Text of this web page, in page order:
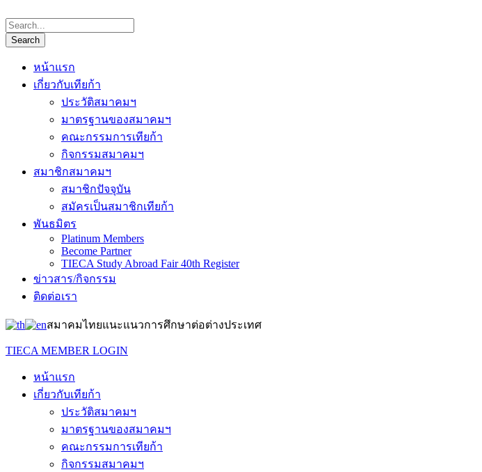
หน้าแรก
เกี่ยวกับเทียก้า
ประวัติสมาคมฯ
มาตรฐานของสมาคมฯ
คณะกรรมการเทียก้า
กิจกรรมสมาคมฯ
สมาชิกสมาคมฯ
สมาชิกปัจจุบัน
สมัครเป็นสมาชิกเทียก้า
พันธมิตร
Platinum Members
Become Partner
TIECA Study Abroad Fair 40th Register
ข่าวสาร/กิจกรรม
ติดต่อเรา
สมาคมไทยแนะแนวการศึกษาต่อต่างประเทศ
TIECA MEMBER LOGIN
หน้าแรก
เกี่ยวกับเทียก้า
ประวัติสมาคมฯ
มาตรฐานของสมาคมฯ
คณะกรรมการเทียก้า
กิจกรรมสมาคมฯ